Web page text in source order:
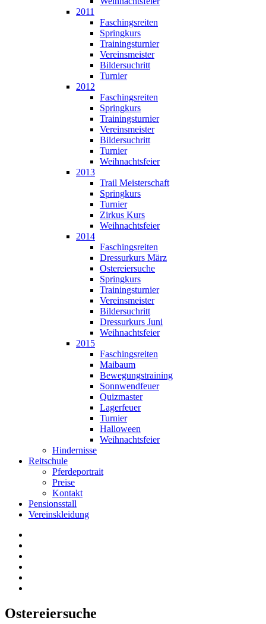
2011
Faschingsreiten
Springkurs
Trainingsturnier
Vereinsmeister
Bildersuchritt
Turnier
2012
Faschingsreiten
Springkurs
Trainingsturnier
Vereinsmeister
Bildersuchritt
Turnier
Weihnachtsfeier
2013
Trail Meisterschaft
Springkurs
Turnier
Zirkus Kurs
Weihnachtsfeier
2014
Faschingsreiten
Dressurkurs März
Ostereiersuche
Springkurs
Trainingsturnier
Vereinsmeister
Bildersuchritt
Dressurkurs Juni
Weihnachtsfeier
2015
Faschingsreiten
Maibaum
Bewegungstraining
Sonnwendfeuer
Quizmaster
Lagerfeuer
Turnier
Halloween
Weihnachtsfeier
Hindernisse
Reitschule
Pferdeportrait
Preise
Kontakt
Pensionsstall
Vereinskleidung
Ostereiersuche